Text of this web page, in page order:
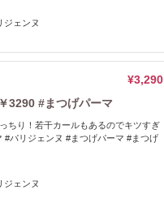
ジェンヌ
¥3,290
3290 #まつげパーマ
ちり！若干カールもあるのでキツすぎ
パリジェンヌ #まつげパーマ #まつげ
ジェンヌ